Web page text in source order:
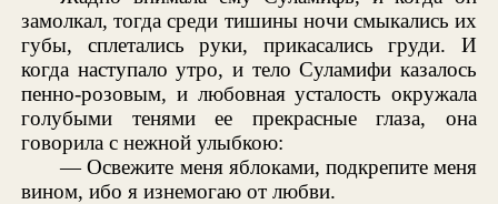
замолкал, тогда среди тишины ночи смыкались их
губы, сплетались руки, прикасались груди. И
когда наступало утро, и тело Суламифи казалось
пенно-розовым, и любовная усталость окружала
голубыми тенями ее прекрасные глаза, она
говорила с нежной улыбкою:
— Освежите меня яблоками, подкрепите меня
вином, ибо я изнемогаю от любви.